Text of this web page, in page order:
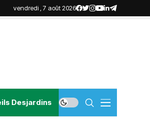
vendredi , 7 août 2026
Desjardins